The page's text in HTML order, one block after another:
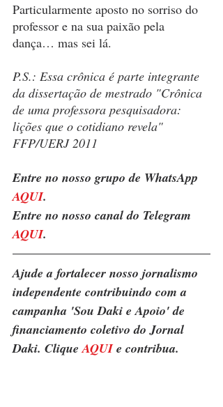
Particularmente aposto no sorriso do
professor e na sua paixão pela
dança… mas sei lá.
P.S.: Essa crônica é parte integrante
da dissertação de mestrado "Crônica
de uma professora pesquisadora:
lições que o cotidiano revela"
FFP/UERJ 2011
Entre no nosso grupo de WhatsApp
AQUI.
Entre no nosso canal do Telegram
AQUI.
Ajude a fortalecer nosso jornalismo
independente contribuindo com a
campanha 'Sou Daki e Apoio' de
financiamento coletivo do Jornal
Daki. Clique AQUI e contribua.